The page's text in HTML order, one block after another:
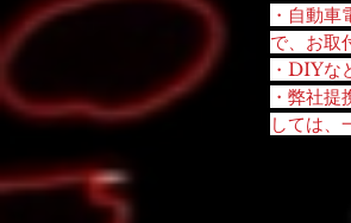
・自動
で、お取
・DIYな
・弊社
しては、